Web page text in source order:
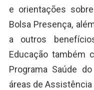
e orientações
Bolsa Presença,
a outros
Educação também
Programa Saúde
áreas de